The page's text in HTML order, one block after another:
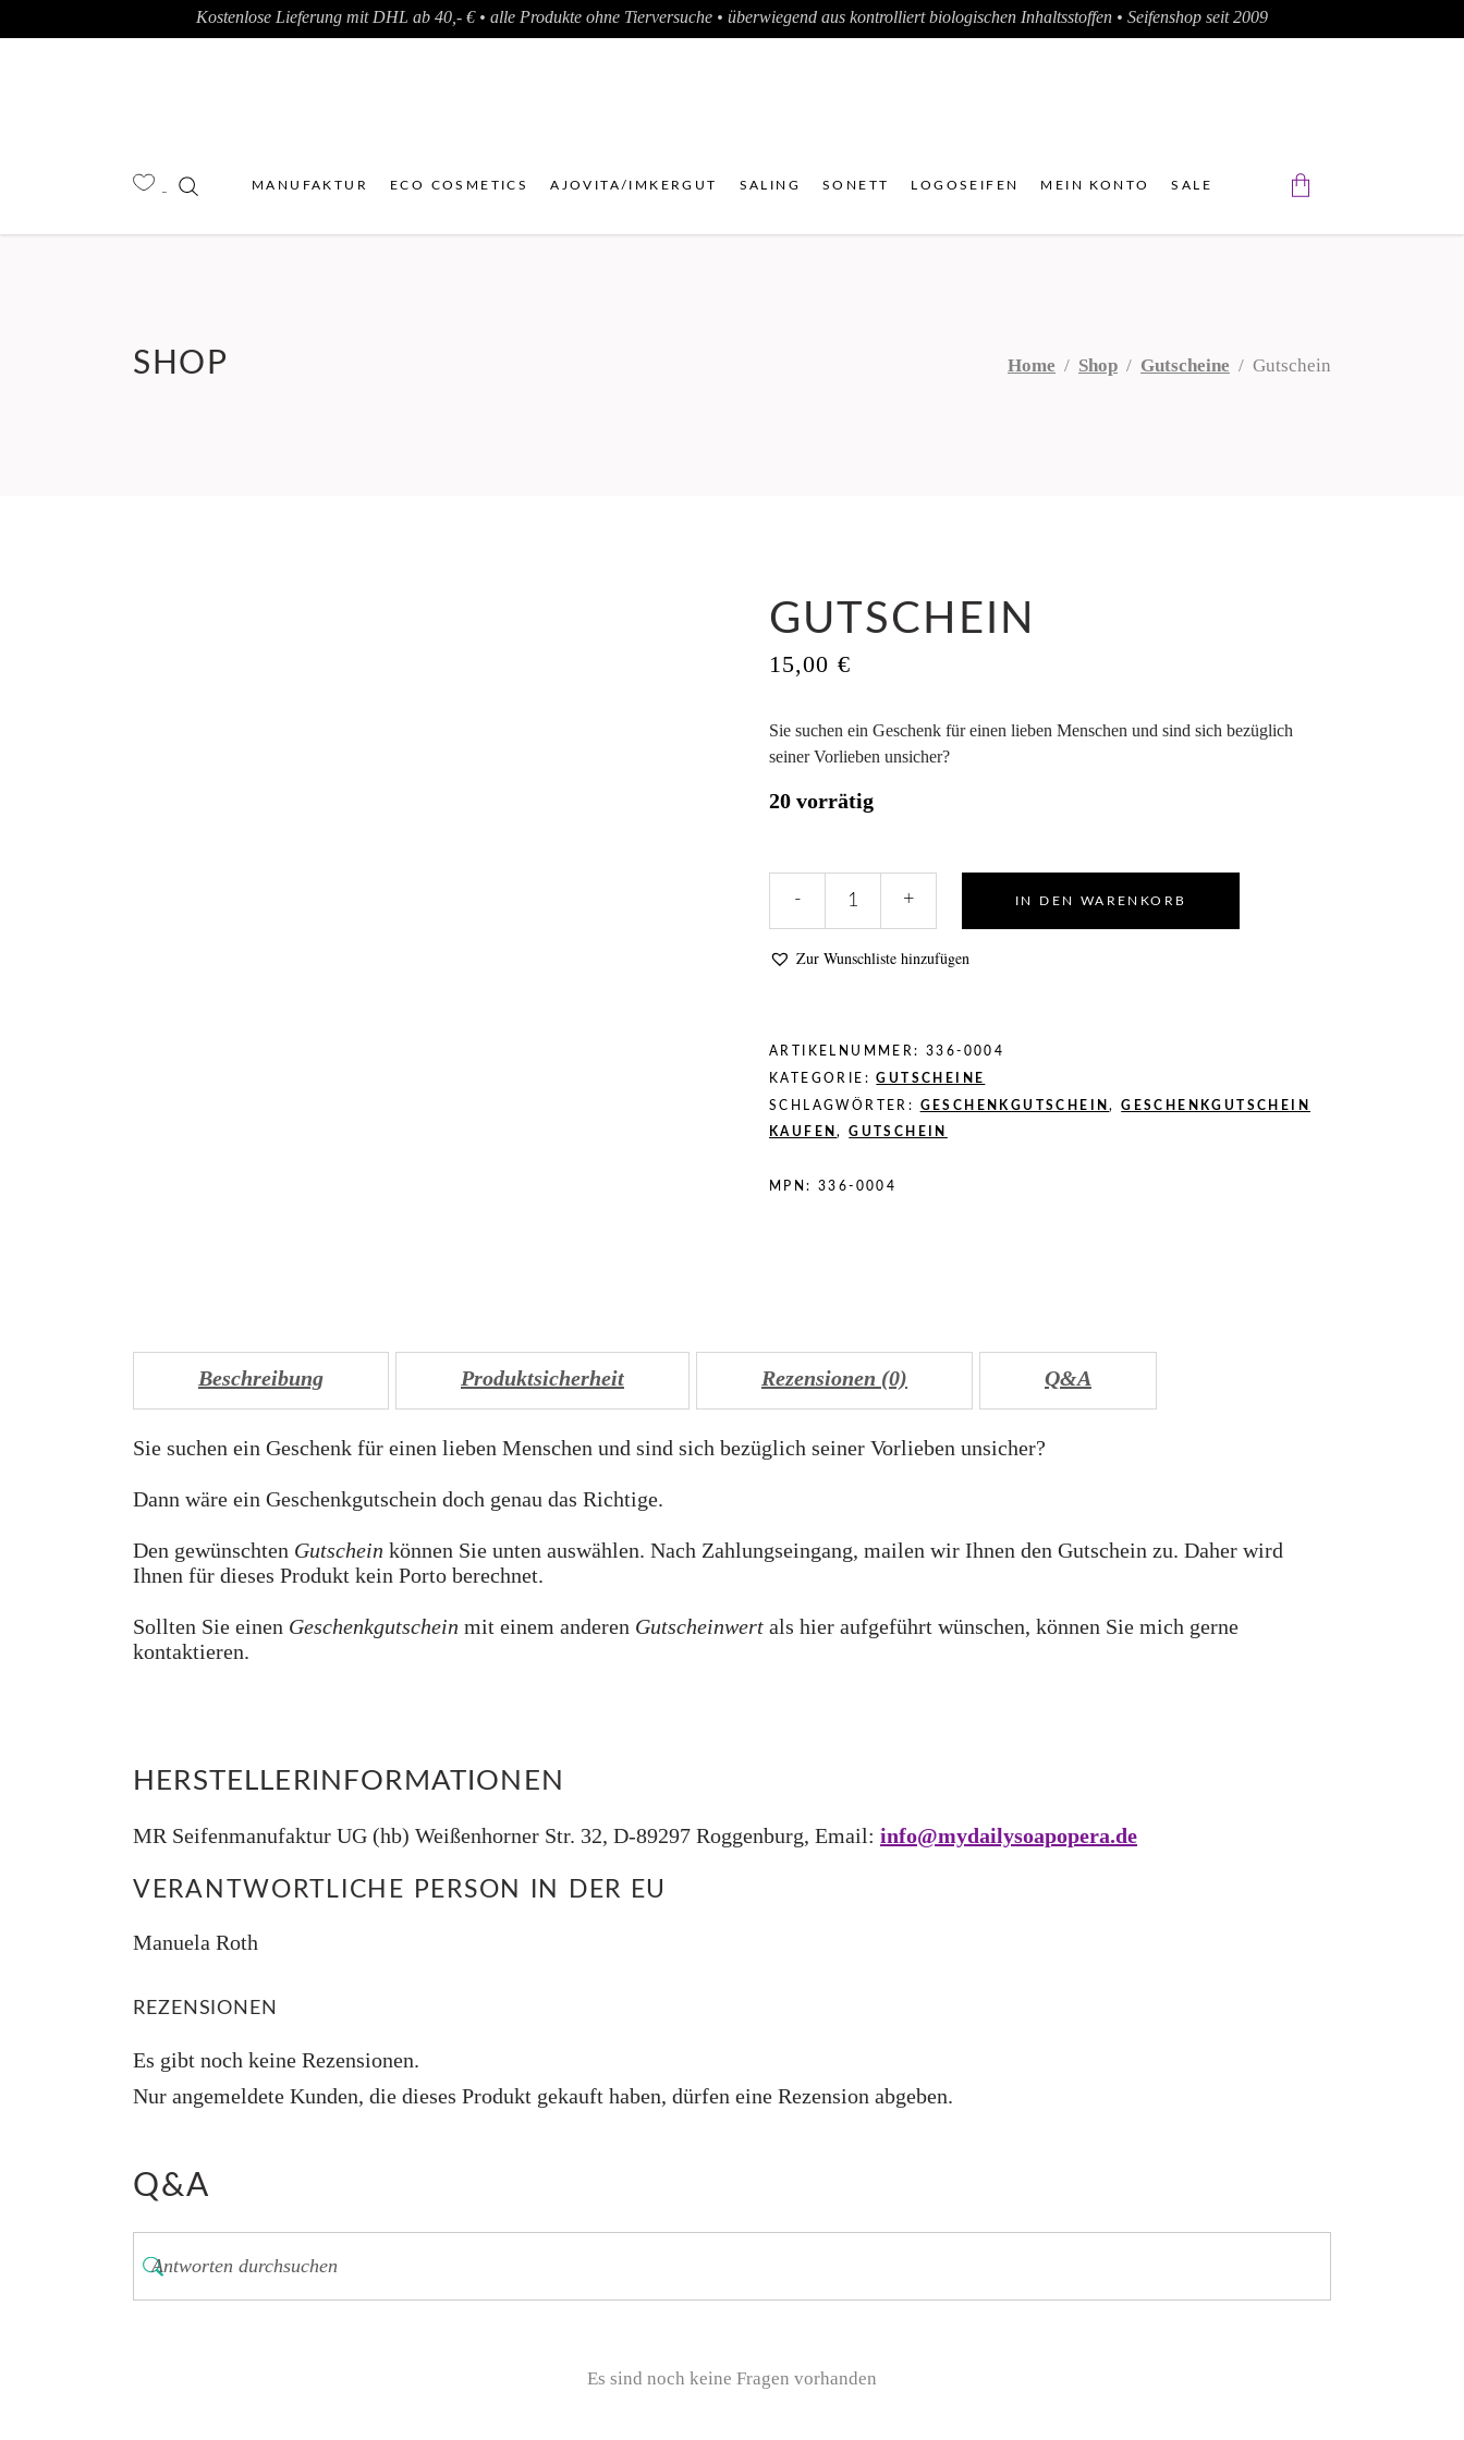
Kostenlose Lieferung mit DHL ab 40,- € • alle Produkte ohne Tierversuche • überwiegend aus kontrolliert biologischen Inhaltsstoffen • Seifenshop seit 2009
MANUFAKTUR ECO COSMETICS AJOVITA/IMKERGUT SALING SONETT LOGOSEIFEN MEIN KONTO SALE
SHOP Home / Shop / Gutscheine / Gutschein
GUTSCHEIN
15,00 €
Sie suchen ein Geschenk für einen lieben Menschen und sind sich bezüglich
seiner Vorlieben unsicher?
20 vorrätig
- + IN DEN WARENKORB
Zur Wunschliste hinzufügen
ARTIKELNUMMER: 336-0004
KATEGORIE:GUTSCHEINE
SCHLAGWÖRTER: GESCHENKGUTSCHEIN,GESCHENKGUTSCHEIN
KAUFEN,GUTSCHEIN
MPN: 336-0004
Beschreibung Produktsicherheit Rezensionen (0) Q&A
Sie suchen ein Geschenk für einen lieben Menschen und sind sich bezüglich seiner Vorlieben unsicher?
Dann wäre ein Geschenkgutschein doch genau das Richtige.
Den gewünschten Gutschein können Sie unten auswählen. Nach Zahlungseingang, mailen wir Ihnen den Gutschein zu. Daher wird
Ihnen für dieses Produkt kein Porto berechnet.
Sollten Sie einen Geschenkgutschein mit einem anderen Gutscheinwert als hier aufgeführt wünschen, können Sie mich gerne
kontaktieren.
HERSTELLERINFORMATIONEN
MR Seifenmanufaktur UG (hb) Weißenhorner Str. 32, D-89297 Roggenburg, Email: info@mydailysoapopera.de
VERANTWORTLICHE PERSON IN DER EU
Manuela Roth
REZENSIONEN
Es gibt noch keine Rezensionen.
Nur angemeldete Kunden, die dieses Produkt gekauft haben, dürfen eine Rezension abgeben.
Q&A
Es sind noch keine Fragen vorhanden